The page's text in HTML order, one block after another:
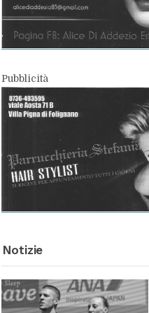
Pub­bli­ci­tà
No­ti­zie